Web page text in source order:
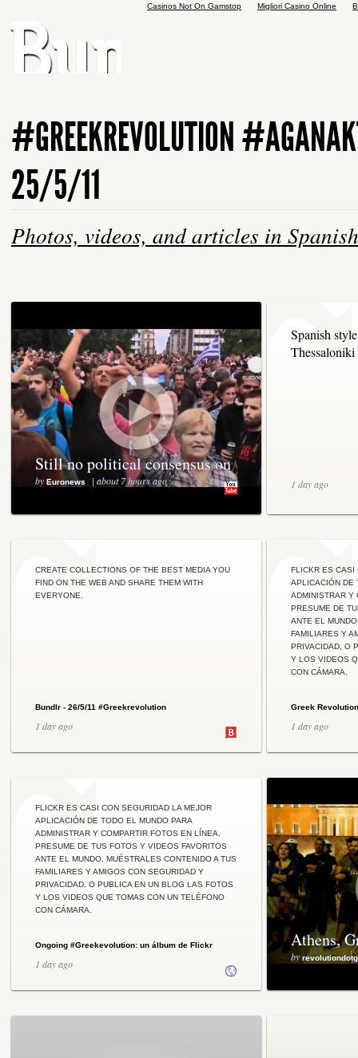
Casinos Not On Gamstop Migliori Casino Online
#GREEKREVOLUTION
25/5/11
Photos, videos, and articles in
Still no political consensus on
Greek austerity
by Euronews | about 7 hours ago
Spanish
1 day ago
CREATE COLLECTIONS OF THE BEST MEDIA YOU
FIND ON THE WEB AND SHARE THEM WITH
EVERYONE.
Bundlr - 26/5/11 #Greekrevolution
1 day ago
FLICKR ES CASI
APLICACIÓN DE
ADMINISTRAR Y
PRESUME DE
ANTE EL
FAMILIARES Y
PRIVACIDAD, O
Y LOS VIDEOS
CON CÁMARA.
Greek
1 day ago
FLICKR ES CASI CON SEGURIDAD LA MEJOR
APLICACIÓN DE TODO EL MUNDO PARA
ADMINISTRAR Y COMPARTIR FOTOS EN LÍNEA.
PRESUME DE TUS FOTOS Y VIDEOS FAVORITOS
ANTE EL MUNDO, MUÉSTRALES CONTENIDO A TUS
FAMILIARES Y AMIGOS CON SEGURIDAD Y
PRIVACIDAD, O PUBLICA EN UN BLOG LAS FOTOS
Y LOS VIDEOS QUE TOMAS CON UN TELÉFONO
CON CÁMARA.
Ongoing #Greekevolution: un álbum de Flickr
1 day ago
Athens,
by